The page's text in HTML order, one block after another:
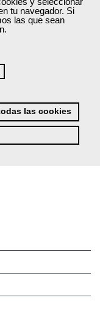
tu navegador. Si
las que sean
las cookies
los mejores